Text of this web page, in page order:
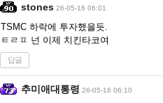
stones 26-05-16 06:01
TSMC 하락에 투자했을듯.
ㅌㄹㅍ 넌 이제 치킨타코여
답글
추미애대통령 26-05-16 06:10